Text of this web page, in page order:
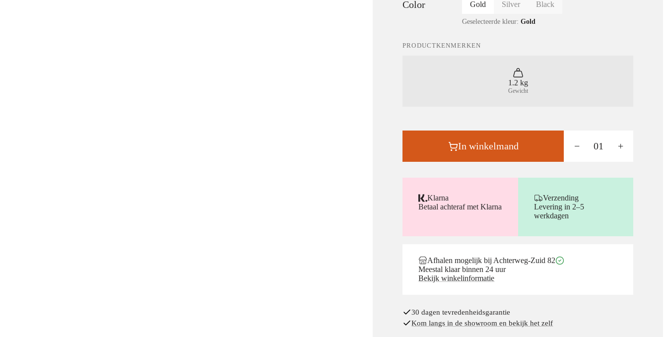
Color Gold Silver Black
Geselecteerde kleur:Gold
PRODUCTKENMERKEN
1.2 kg
Gewicht
In winkelmand − 01 +
Klarna
Betaal achteraf met Klarna
Verzending
Levering in 2–5
werkdagen
Afhalen mogelijk bij Achterweg-Zuid 82
Meestal klaar binnen 24 uur
Bekijk winkelinformatie
30 dagen tevredenheidsgarantie
Kom langs in de showroom en bekijk het zelf